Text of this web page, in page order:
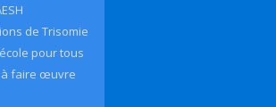
de Trisomie
pour tous
à faire œuvre